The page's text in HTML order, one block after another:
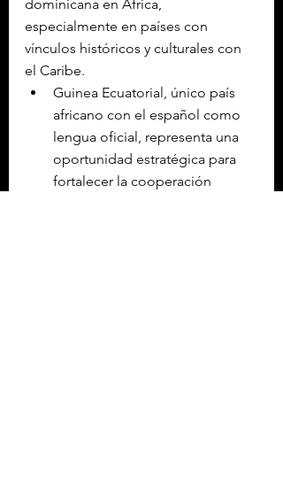
dominicana en África,
especialmente en países con
vínculos históricos y culturales con
el Caribe.
Guinea Ecuatorial, único país
africano con el español como
lengua oficial, representa una
oportunidad estratégica para
fortalecer la cooperación